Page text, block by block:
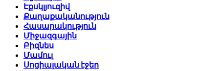
Էքսկլյուզիվ
Քաղաքականություն
Հասարակություն
Միջազգային
Բիզնես
Մամուլ
Սոցիալական էջեր